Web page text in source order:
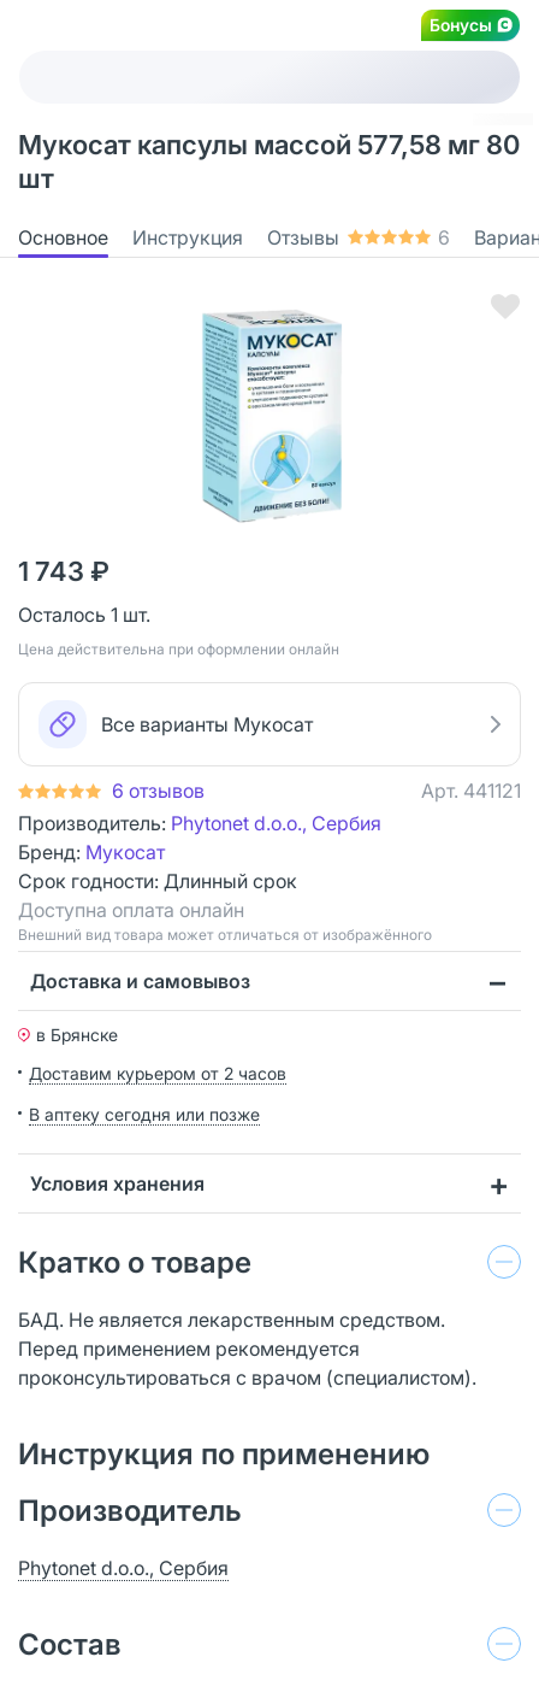
Бонусы
Мукосат капсулы массой 577,58 мг 80
шт
Основное Инструкция Отзывы 6
1 743 ₽
Осталось 1 шт.
Цена действительна при оформлении онлайн
Все варианты Мукосат
6 отзывов Арт. 441121
Производитель: Phytonet d.o.o., Сербия
Бренд: Мукосат
Срок годности: Длинный срок
Доступна оплата онлайн
Bнешний вид товара может отличаться от изображённого
Доставка и самовывоз
в Брянске
Доставим курьером от 2 часов
В аптеку сегодня или позже
Условия хранения
Кратко о товаре
БАД. Не является лекарственным средством.
Перед применением рекомендуется
проконсультироваться с врачом (специалистом).
Инструкция по применению
Производитель
Phytonet d.o.o., Сербия
Состав